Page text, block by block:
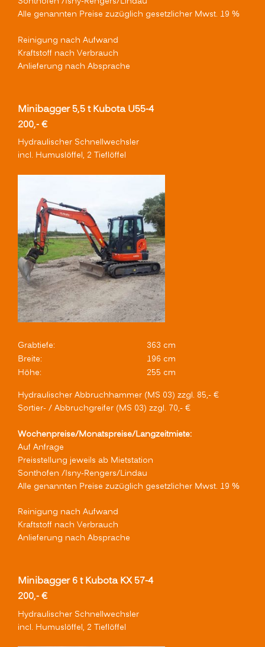
Alle genannten Preise zuzüglich gesetzlicher Mwst. 19 %
Reinigung nach Aufwand
Kraftstoff nach Verbrauch
Anlieferung nach Absprache
Minibagger 5,5 t Kubota U55-4
200,- €
Hydraulischer Schnellwechsler
incl. Humuslöffel, 2 Tieflöffel
Grabtiefe:
363 cm
Breite:
196 cm
Höhe:
255 cm
Hydraulischer Abbruchhammer (MS 03) zzgl. 85,- €
Sortier- / Abbruchgreifer (MS 03) zzgl. 70,- €
Wochenpreise/Monatspreise/Langzeitmiete:
Auf Anfrage
Preisstellung jeweils ab Mietstation
Sonthofen /Isny-Rengers/Lindau
Alle genannten Preise zuzüglich gesetzlicher Mwst. 19 %
Reinigung nach Aufwand
Kraftstoff nach Verbrauch
Anlieferung nach Absprache
Minibagger 6 t Kubota KX 57-4
200,- €
Hydraulischer Schnellwechsler
incl. Humuslöffel, 2 Tieflöffel